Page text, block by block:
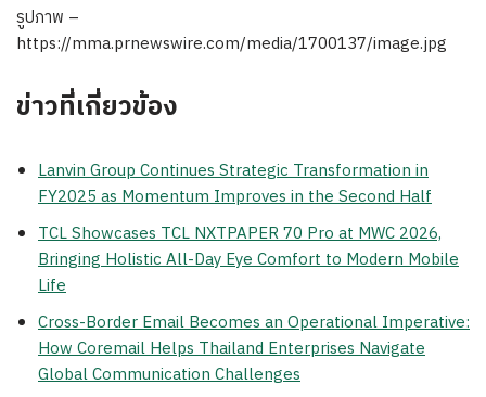
รูปภาพ –
https://mma.prnewswire.com/media/1700137/image.jpg
ข่าวที่เกี่ยวข้อง
Lanvin Group Continues Strategic Transformation in
FY2025 as Momentum Improves in the Second Half
TCL Showcases TCL NXTPAPER 70 Pro at MWC 2026,
Bringing Holistic All-Day Eye Comfort to Modern Mobile
Life
Cross-Border Email Becomes an Operational Imperative:
How Coremail Helps Thailand Enterprises Navigate
Global Communication Challenges